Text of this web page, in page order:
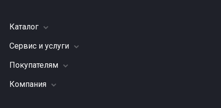
Каталог
Шины
Грузовые шины
Диски
Сервис и услуги
Заправка кондиционера
Подвеска (ходовая часть)
Покупателям
Акции
Компания